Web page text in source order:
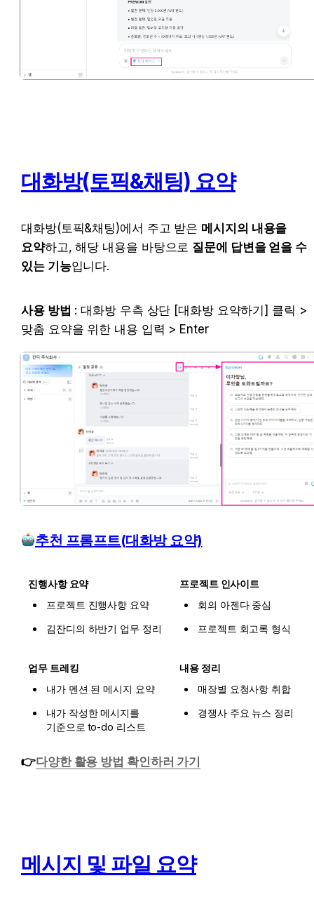
대화방(토픽&채팅) 요약
대화방(토픽&채팅)에서 주고 받은 메시지의 내용을
요약하고, 해당 내용을 바탕으로 질문에 답변을 얻을 수
있는 기능입니다.
사용 방법 : 대화방 우측 상단 [대화방 요약하기] 클릭 >
맞춤 요약을 위한 내용 입력 > Enter
추천 프롬프트(대화방 요약)
진행사항 요약
프로젝트 진행사항 요약
김잔디의 하반기 업무 정리
프로젝트 인사이트
회의 아젠다 중심
프로젝트 회고록 형식
업무 트레킹
내가 멘션 된 메시지 요약
내가 작성한 메시지를
기준으로 to-do 리스트
내용 정리
매장별 요청사항 취합
경쟁사 주요 뉴스 정리
👉다양한 활용 방법 확인하러 가기
메시지 및 파일 요약